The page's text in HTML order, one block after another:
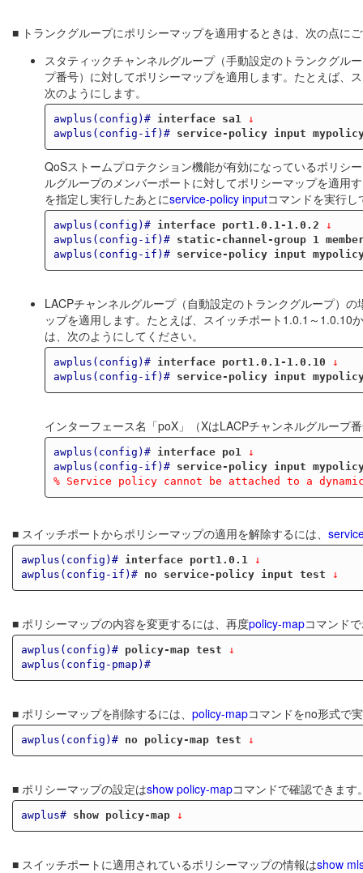
■ トランクグループにポリシーマップを適用するときは、次の点に
スタティックチャンネルグループ（手動設定のトランクグル
プ番号）に対してポリシーマップを適用します。たとえば、
次のようにします。
awplus(config)# interface sa1 ↓
awplus(config-if)#
service-policy input
QoSストームプロテクション機能が有効になっているポリシ
ルグループのメンバーポートに対してポリシーマップを適用
を指定し実行したあとにservice-policy inputコマンドを実行し
awplus(config)# interface port1.0.1-1.0.2 ↓
awplus(config-if)#
static-channel-group 1
awplus(config-if)#
service-policy input
LACPチャンネルグループ（自動設定のトランクグループ）
ップを適用します。たとえば、スイッチポート1.0.1～1.0.10
は、次のようにしてください。
awplus(config)# interface port1.0.1-1.0.10 ↓
awplus(config-if)#
service-policy input
インターフェース名「poX」（XはLACPチャンネルグループ
awplus(config)# interface po1 ↓
awplus(config-if)#
service-policy input
% Service policy cannot be attached to a
■ スイッチポートからポリシーマップの適用を解除するには、
awplus(config)# interface port1.0.1 ↓
awplus(config-if)#
no service-policy input test ↓
■ ポリシーマップの内容を変更するには、再度policy-mapコマンド
awplus(config)# policy-map test ↓
awplus(config-pmap)#
■ ポリシーマップを削除するには、 policy-mapコマンドをno形式で
awplus(config)# no policy-map test ↓
■ ポリシーマップの設定はshow policy-mapコマンドで確認できます
awplus# show policy-map ↓
■ スイッチポートに適用されているポリシーマップの情報はshow